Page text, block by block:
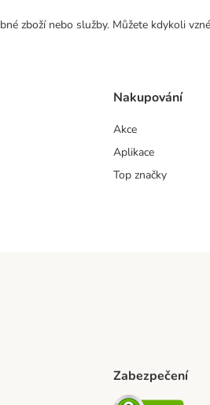
zboží nebo služby. Můžete kdykoli
Nakupování
Akce
Aplikace
Top značky
Zabezpečení